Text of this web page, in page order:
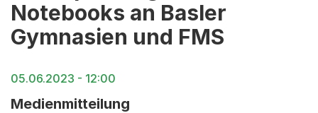
Notebooks an Basler
Gymnasien und FMS
05.06.2023 - 12:00
Medienmitteilung